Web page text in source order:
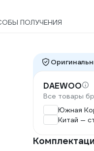
ПОЛУЧЕНИЯ
DAEWOO
Все товары
Южная
Китай —